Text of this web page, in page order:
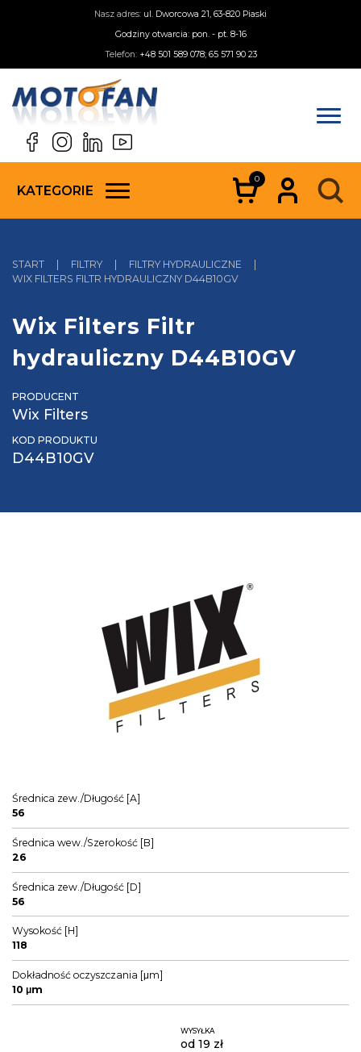
Nasz adres: ul. Dworcowa 21, 63-820 Piaski
Godziny otwarcia: pon. - pt. 8-16
Telefon: +48 501 589 078; 65 571 90 23
KATEGORIE
0
START | FILTRY | FILTRY HYDRAULICZNE
|
WIX FILTERS FILTR HYDRAULICZNY D44B10GV
Wix Filters Filtr
hydrauliczny D44B10GV
PRODUCENT
Wix Filters
KOD PRODUKTU
D44B10GV
Średnica zew./Długość [A]
56
Średnica wew./Szerokość [B]
26
Średnica zew./Długość [D]
56
Wysokość [H]
118
Dokładność oczyszczania [μm]
10 μm
WYSYŁKA
od 19 zł